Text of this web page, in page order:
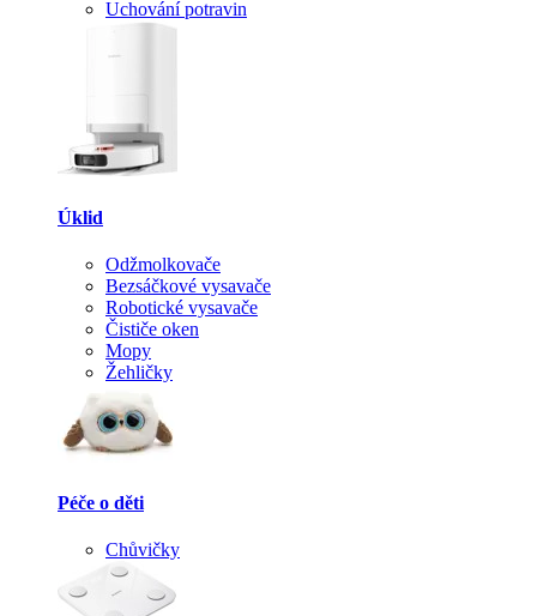
Uchování potravin
Úklid
Odžmolkovače
Bezsáčkové vysavače
Robotické vysavače
Čističe oken
Mopy
Žehličky
Péče o děti
Chůvičky